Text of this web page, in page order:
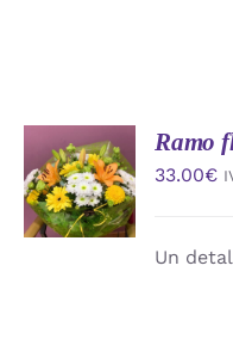
AÑADIR
AL
CARRITO
/
DETALLES
Ramo
33.00€
Un